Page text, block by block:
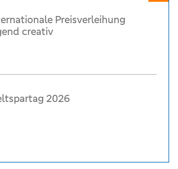
Preisverleihung
creativ
2026